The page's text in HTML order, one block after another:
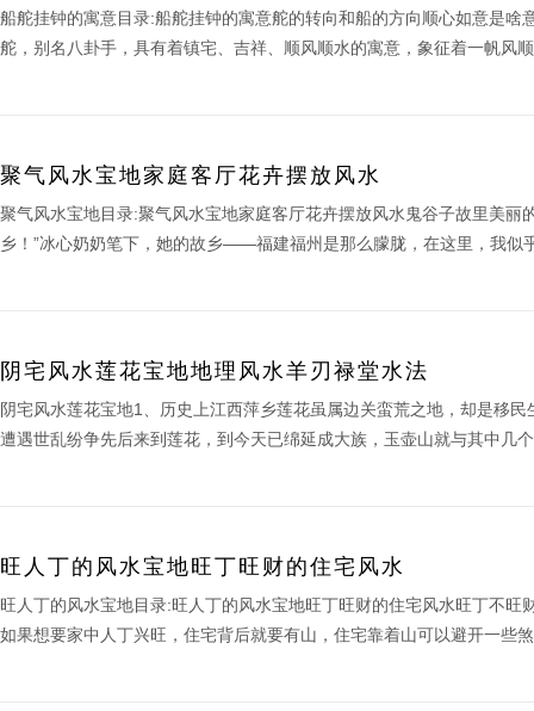
船舵挂钟的寓意目录:船舵挂钟的寓意舵的转向和船的方向顺心如意是啥
舵，别名八卦手，具有着镇宅、吉祥、顺风顺水的寓意，象征着一帆风
聚气风水宝地家庭客厅花卉摆放风水
聚气风水宝地目录:聚气风水宝地家庭客厅花卉摆放风水鬼谷子故里美丽
乡！”冰心奶奶笔下，她的故乡——福建福州是那么朦胧，在这里，我似
阴宅风水莲花宝地地理风水羊刃禄堂水法
阴宅风水莲花宝地1、历史上江西萍乡莲花虽属边关蛮荒之地，却是移
遭遇世乱纷争先后来到莲花，到今天已绵延成大族，玉壶山就与其中几
旺人丁的风水宝地旺丁旺财的住宅风水
旺人丁的风水宝地目录:旺人丁的风水宝地旺丁旺财的住宅风水旺丁不
如果想要家中人丁兴旺，住宅背后就要有山，住宅靠着山可以避开一些